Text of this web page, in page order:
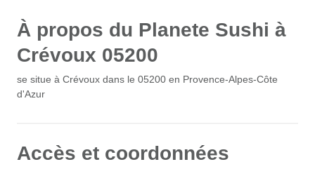
À propos du Planete Sushi à
Crévoux 05200
se situe à Crévoux dans le 05200 en Provence-Alpes-Côte
d'Azur
Accès et coordonnées